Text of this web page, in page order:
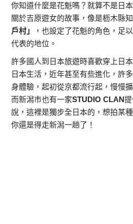
你知道什麼是花魁嗎？就算不是日
關於吉原遊女的故事，像是枥木縣
戶村」
，也設定了花魁的角色，足
代表的地位。
許多國人到日本旅遊時喜歡穿上日
日本生活，近年甚至有些進化，許
身體驗，起初從京都流行起，慢慢
而新潟市也有一家STUDIO CLAN
說，這裡是獨步全日本的，想拍某
你還是得走新潟一趟了！